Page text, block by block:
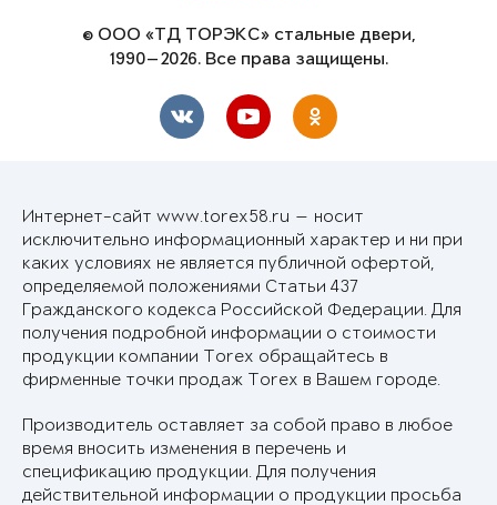
© ООО «ТД ТОРЭКС» стальные двери,
1990—2026. Все права защищены.
Интернет-сайт www.torex58.ru — носит
исключительно информационный характер и ни при
каких условиях не является публичной офертой,
определяемой положениями Статьи 437
Гражданского кодекса Российской Федерации. Для
получения подробной информации о стоимости
продукции компании Torex обращайтесь в
фирменные точки продаж Torex в Вашем городе.
Производитель оставляет за собой право в любое
время вносить изменения в перечень и
спецификацию продукции. Для получения
действительной информации о продукции просьба